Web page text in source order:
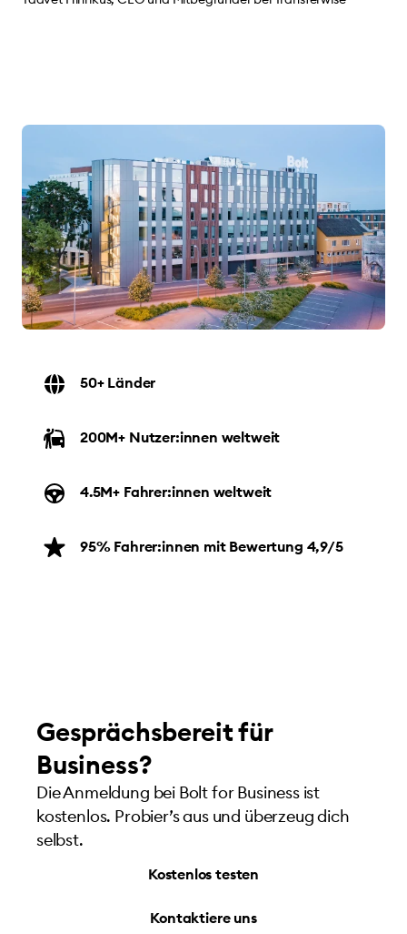
50+ Länder
200M+ Nutzer:innen weltweit
4.5M+ Fahrer:innen weltweit
95% Fahrer:innen mit Bewertung 4,9/5
Gesprächsbereit für
Business?
Die Anmeldung bei Bolt for Business ist
kostenlos. Probier’s aus und überzeug dich
selbst.
Kostenlos testen
Kontaktiere uns